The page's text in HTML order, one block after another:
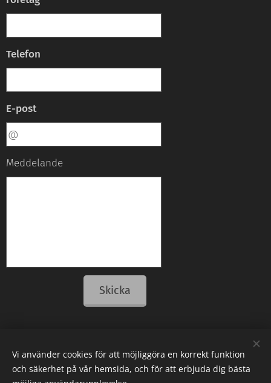
Telefon
E-post
Meddelande
Skicka
© 2018 D.E.W.T. Consulting AB, Broby Hage 13, 755 97 Uppsala, Sweden
Org.nr. 559181-7118, Bankgiro: 5319-0336
Vi använder cookies för att möjliggöra en korrekt funktion
och säkerhet på vår hemsida, och för att erbjuda dig bästa